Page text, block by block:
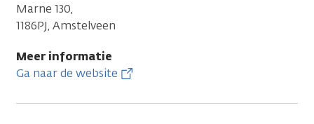
Marne 130,
1186PJ, Amstelveen
Meer informatie
Ga naar de website